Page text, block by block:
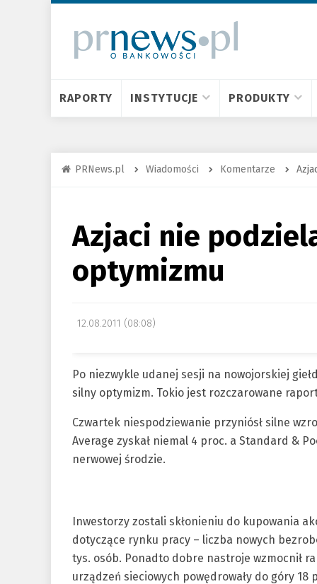
RAPORTY INSTYTUCJE PRODUKTY
PRNews.pl Wiadomości Komentarze
Azjaci nie
optymizmu
12.08.2011 (08:08)
Po niezwykle udanej sesji na nowojorskiej
silny optymizm. Tokio jest rozczarowane
Czwartek niespodziewanie przyniósł silne
Average zyskał niemal 4 proc. a Standard &
nerwowej środzie.
Inwestorzy zostali skłonieniu do kupowania
dotyczące rynku pracy – liczba nowych
tys. osób. Ponadto dobre nastroje wzmocnił
urządzeń sieciowych powędrowały do góry